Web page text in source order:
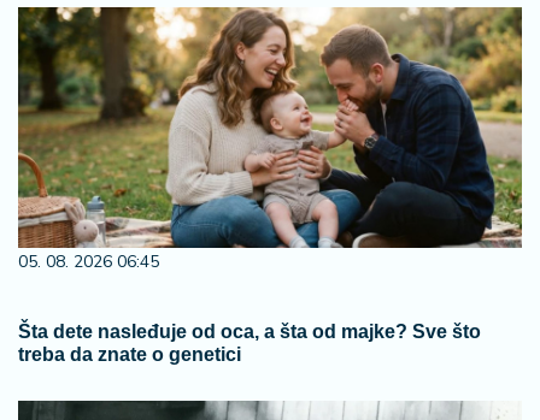
05. 08. 2026 06:45
Šta dete nasleđuje od oca, a šta od majke? Sve što
treba da znate o genetici